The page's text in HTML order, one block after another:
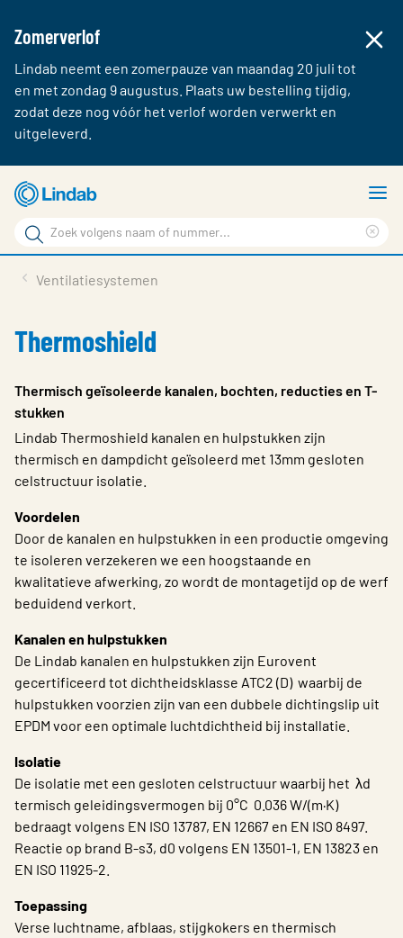
Zomerverlof
Lindab neemt een zomerpauze van maandag 20 juli tot
en met zondag 9 augustus. Plaats uw bestelling tijdig,
zodat deze nog vóór het verlof worden verwerkt en
uitgeleverd.
naar
hoofdinhoud
Zoek
Zoek
Contact
Choose languge
Ventilatiesystemen
Thermoshield
Thermisch geïsoleerde kanalen, bochten, reducties en T-
stukken
Lindab Thermoshield kanalen en hulpstukken zijn
thermisch en dampdicht geïsoleerd met 13mm gesloten
celstructuur isolatie.
Voordelen
Door de kanalen en hulpstukken in een productie omgeving
te isoleren verzekeren we een hoogstaande en
kwalitatieve afwerking, zo wordt de montagetijd op de werf
beduidend verkort.
Kanalen en hulpstukken
De Lindab kanalen en hulpstukken zijn Eurovent
gecertificeerd tot dichtheidsklasse ATC2 (D) waarbij de
hulpstukken voorzien zijn van een dubbele dichtingslip uit
EPDM voor een optimale luchtdichtheid bij installatie.
Isolatie
De isolatie met een gesloten celstructuur waarbij het λd
termisch geleidingsvermogen bij 0°C 0.036 W/(m·K)
bedraagt volgens EN ISO 13787, EN 12667 en EN ISO 8497.
Reactie op brand B-s3, d0 volgens EN 13501-1, EN 13823 en
EN ISO 11925-2.
Toepassing
Verse luchtname, afblaas, stijgkokers en thermisch